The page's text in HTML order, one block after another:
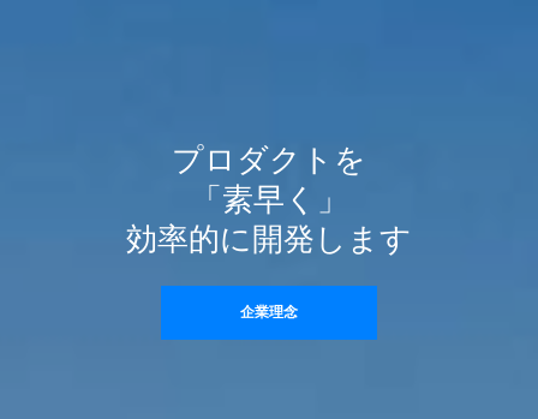
プロダクトを
「素早く」
効率的に開発します
企業理念